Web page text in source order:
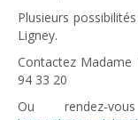
Plusieurs
Ligney.
Contactez Madame
94 33 20
Ou rendez-